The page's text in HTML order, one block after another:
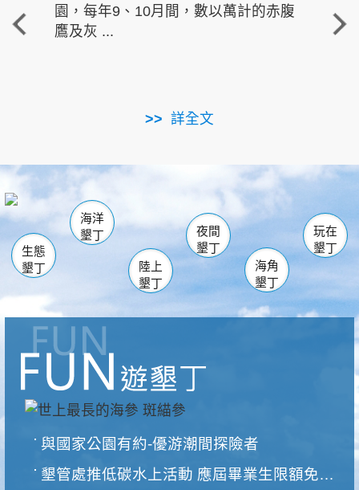
園，每年9、10月間，數以萬計的赤腹
鷹及灰 ...
詳全文
重
走進
南仁湖
海生館
恆春 佳樂水
龍鑾潭自然中心 森林遊樂區
瓊麻館
關山 墾管處遊客中心
社頂公園 風吹沙
船帆石
白砂 龍磐公園
香蕉灣
砂島
鵝鑾鼻
生態
墾丁
海洋
墾丁
陸上
墾丁
夜間
墾丁
海角
墾丁
玩在
墾丁
與國家公園有約-優游潮間探險者
墾管處推低碳水上活動 應屆畢業生限額免費參加